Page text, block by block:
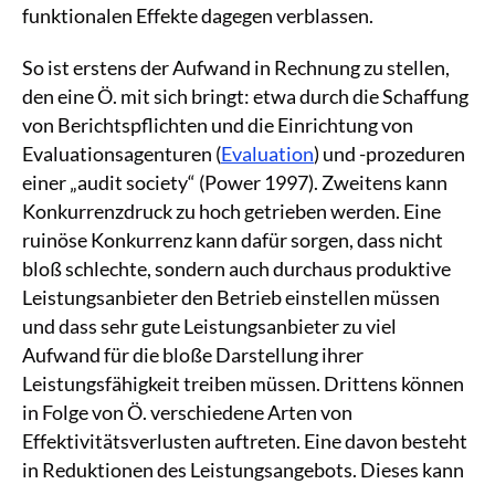
funktionalen Effekte dagegen verblassen.
So ist erstens der Aufwand in Rechnung zu stellen,
den eine Ö. mit sich bringt: etwa durch die Schaffung
von Berichtspflichten und die Einrichtung von
Evaluationsagenturen (Evaluation) und -prozeduren
einer „audit society“ (Power 1997). Zweitens kann
Konkurrenzdruck zu hoch getrieben werden. Eine
ruinöse Konkurrenz kann dafür sorgen, dass nicht
bloß schlechte, sondern auch durchaus produktive
Leistungsanbieter den Betrieb einstellen müssen
und dass sehr gute Leistungsanbieter zu viel
Aufwand für die bloße Darstellung ihrer
Leistungsfähigkeit treiben müssen. Drittens können
in Folge von Ö. verschiedene Arten von
Effektivitätsverlusten auftreten. Eine davon besteht
in Reduktionen des Leistungsangebots. Dieses kann